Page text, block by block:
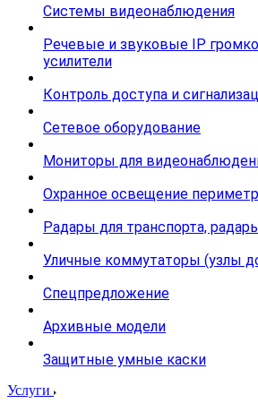
Системы видеонаблюдения
Речевые и звуковые IP
усилители
Контроль доступа и
Сетевое оборудование
Мониторы для
Охранное освещение
Радары для транспорта,
Уличные коммутаторы (узлы
Спецпредложение
Архивные модели
Защитные умные каски
Услуги